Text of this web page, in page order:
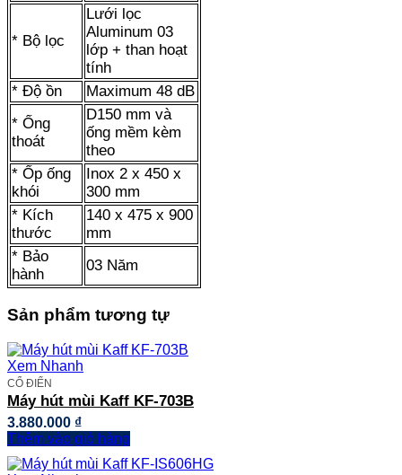
* Bộ lọc
Lưới lọc
Aluminum 03
lớp + than hoạt
tính
* Độ ồn
Maximum 48 dB
* Ống
thoát
D150 mm và
ống mềm kèm
theo
* Ốp ống
khói
Inox 2 x 450 x
300 mm
* Kích
thước
140 x 475 x 900
mm
* Bảo
hành
03 Năm
Sản phẩm tương tự
Xem Nhanh
CỔ ĐIỂN
Máy hút mùi Kaff KF-703B
3.880.000 ₫
Thêm vào giỏ hàng